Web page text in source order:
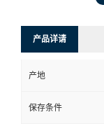
产品详请
产地
保存条件